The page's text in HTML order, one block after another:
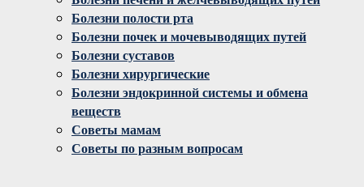
Болезни полости рта
Болезни почек и мочевыводящих путей
Болезни суставов
Болезни хирургические
Болезни эндокринной системы и обмена
веществ
Советы мамам
Советы по разным вопросам